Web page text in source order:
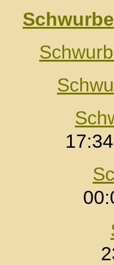
17:34